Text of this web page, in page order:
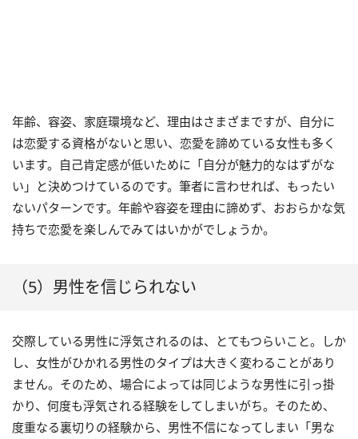
年齢、容姿、家庭環境など、理由はさまざまですが、自分に
は恋愛する資格がないと思い、恋愛を諦めている女性も多く
います。自己肯定感が低いために「自分が魅力的なはずがな
い」と決めつけているのです。筆者に言わせれば、もったい
ないパターンです。年齢や容姿を理由に諦めず、おおらかな気
持ちで恋愛を楽しんでみてはいかがでしょうか。
（5）男性を信じられない
交際している男性に浮気されるのは、とてもつらいこと。しか
し、女性がひかれる男性のタイプは大きく変わることがあり
ません。そのため、場合によっては同じような男性に引っ掛
かり、何度も浮気される経験をしてしまいがち。そのため、
度重なる裏切りの経験から、男性不信になってしまい「男な